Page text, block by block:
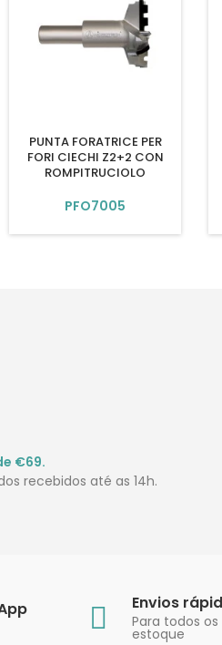
PUNTA FORATRICE PER
FORI CIECHI Z2+2 CON
ROMPITRUCIOLO
PFO7005
€69.
recebidos até as 14h.
Envios
Para todos
estoque